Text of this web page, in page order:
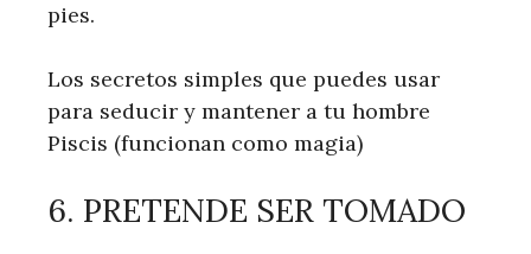
pies.
Los secretos simples que puedes usar
para seducir y mantener a tu hombre
Piscis (funcionan como magia)
6. PRETENDE SER TOMADO